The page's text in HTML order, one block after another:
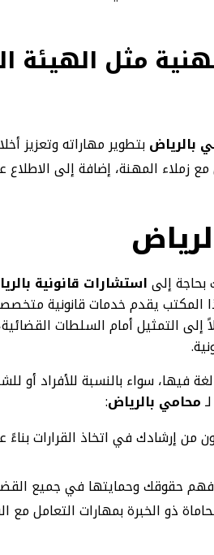
مثل الهيئة
بالرياضبتطوير مهاراته وتعزيز
زملاء المهنة، إضافة إلى
بحاجة إلىاستشارات قانونية
المكتب يقدم خدمات قانونية
إلى التمثيل أمام السلطات
فيها، سواء بالنسبة للأفراد أو
محامي بالرياض:
من إرشادك في اتخاذ القرارات
حقوقك وحمايتها في جميع
ذو الخبرة بمهارات التعامل مع